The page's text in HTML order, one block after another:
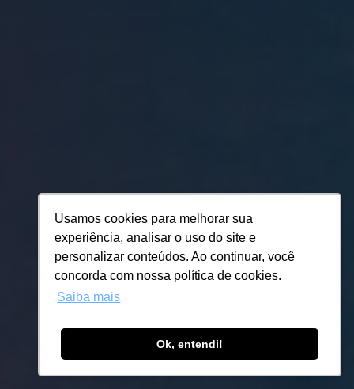
Usamos cookies para melhorar sua
experiência, analisar o uso do site e
personalizar conteúdos. Ao continuar, você
concorda com nossa política de cookies.
Saiba mais
Ok, entendi!